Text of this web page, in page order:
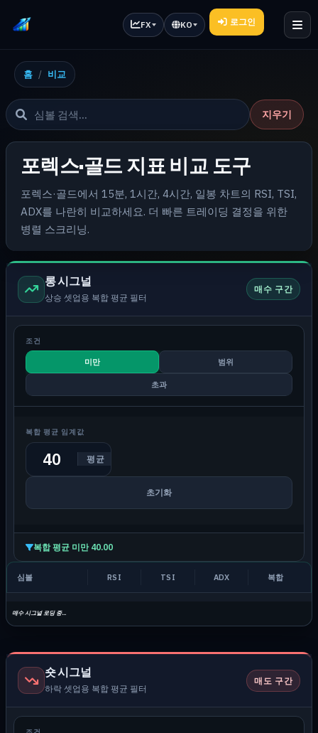
FX KO 로그인
홈 비교
지우기
포렉스·골드 지표 비교 도구
포렉스·골드에서 15분, 1시간, 4시간, 일봉 차트의 RSI, TSI,
ADX를 나란히 비교하세요. 더 빠른 트레이딩 결정을 위한
병렬 스크리닝.
롱 시그널
상승 셋업용 복합 평균 필터
매수 구간
조건
미만 범위
초과
복합 평균 임계값
평균
초기화
복합 평균 미만 40.00
심볼 RSI TSI ADX 복합
매수 시그널 로딩 중...
숏 시그널
하락 셋업용 복합 평균 필터
매도 구간